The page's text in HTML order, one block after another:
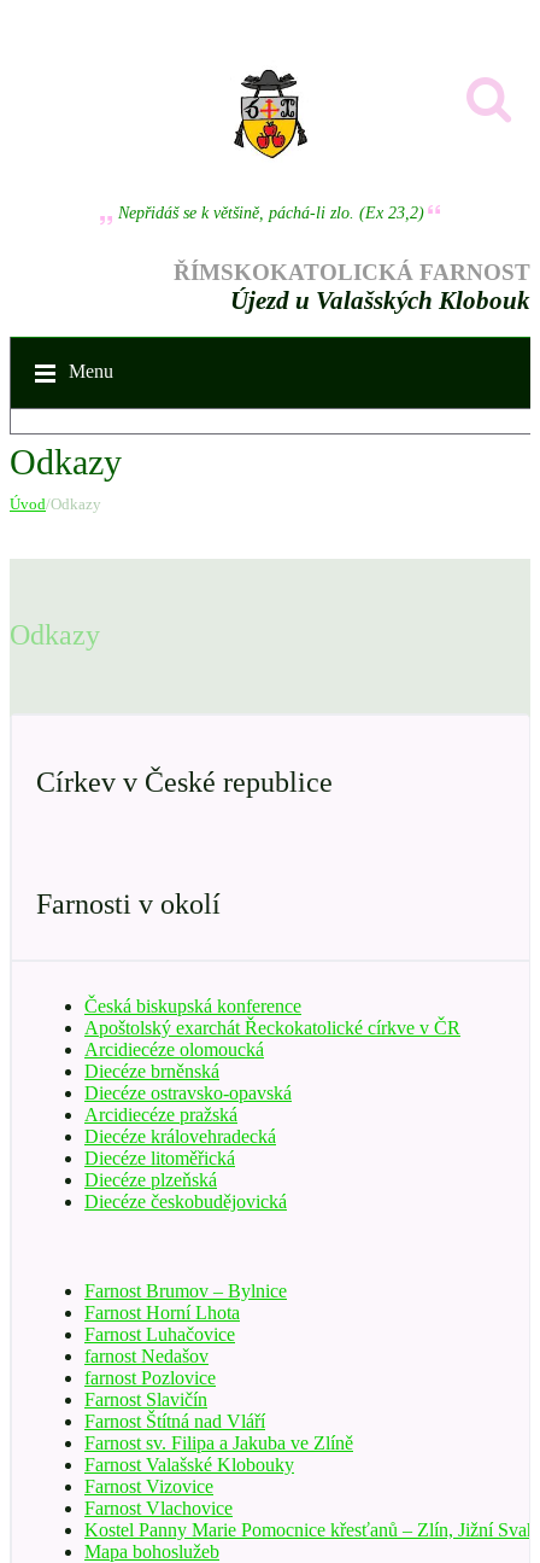
Nepřidáš se k většině, páchá-li zlo. (Ex 23,2)
ŘÍMSKOKATOLICKÁ FARNOST
Újezd u Valašských Klobouk
Menu
Odkazy
Úvod/Odkazy
Odkazy
Církev v České republice
Farnosti v okolí
Česká biskupská konference
Apoštolský exarchát Řeckokatolické církve v ČR
Arcidiecéze olomoucká
Diecéze brněnská
Diecéze ostravsko-opavská
Arcidiecéze pražská
Diecéze královehradecká
Diecéze litoměřická
Diecéze plzeňská
Diecéze českobudějovická
Farnost Brumov – Bylnice
Farnost Horní Lhota
Farnost Luhačovice
farnost Nedašov
farnost Pozlovice
Farnost Slavičín
Farnost Štítná nad Vláří
Farnost sv. Filipa a Jakuba ve Zlíně
Farnost Valašské Klobouky
Farnost Vizovice
Farnost Vlachovice
Kostel Panny Marie Pomocnice křesťanů – Zlín, Jižní
Mapa bohoslužeb